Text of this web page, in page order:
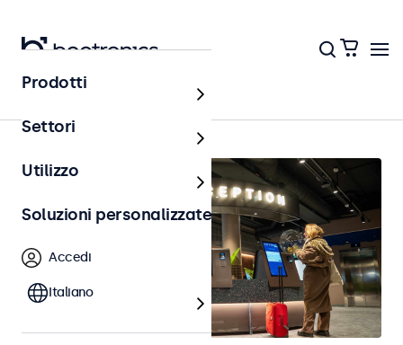
Home
Prodotti
Settori
Utilizzo
Soluzioni personalizzate
Accedi
Italiano